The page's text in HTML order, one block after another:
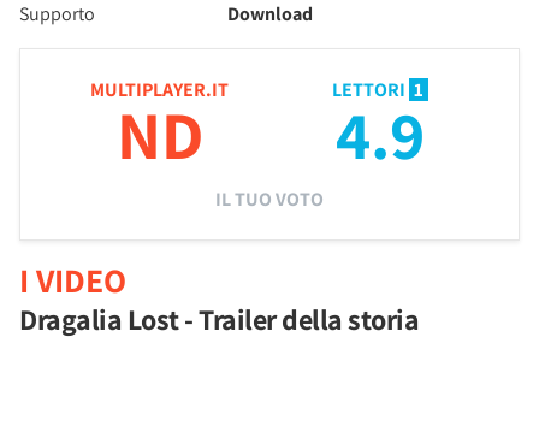
Supporto
Download
MULTIPLAYER.IT
ND
LETTORI 1
4.9
IL TUO VOTO
I VIDEO
Dragalia Lost - Trailer della storia